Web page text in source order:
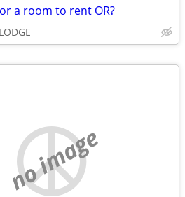
a room to rent OR?
no image